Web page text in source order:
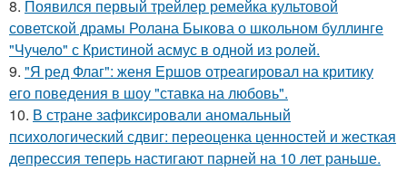
8. Появился первый трейлер ремейка культовой
советской драмы Ролана Быкова о школьном буллинге
"Чучело" с Кристиной асмус в одной из ролей.
9. "Я ред Флаг": женя Ершов отреагировал на критику
его поведения в шоу "ставка на любовь".
10. В стране зафиксировали аномальный
психологический сдвиг: переоценка ценностей и жесткая
депрессия теперь настигают парней на 10 лет раньше.